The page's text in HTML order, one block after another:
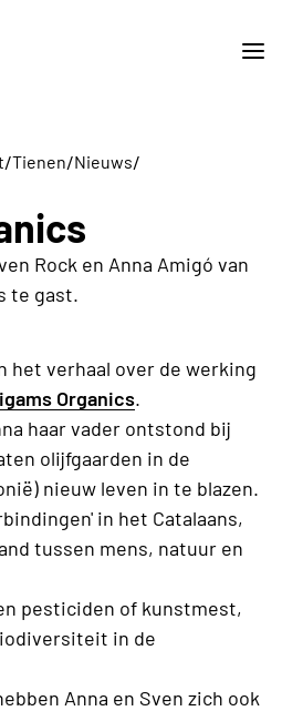
/Tienen/Nieuws/
Rock en Anna Amigó van
te gast.
het verhaal over de werking
Organics.
haar vader ontstond bij
olijfgaarden in de
nieuw leven in te blazen.
in het Catalaans,
tussen mens, natuur en
pesticiden of kunstmest,
in de
Anna en Sven zich ook